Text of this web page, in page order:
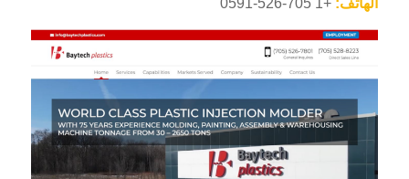
الهاتف: +1 705-526-0591